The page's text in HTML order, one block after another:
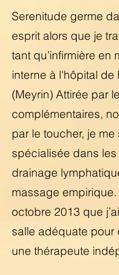
Serenitude germe
esprit alors que je
tant qu’infirmière en
interne à l'hôpital de
(Meyrin) Attirée par
complémentaires,
par le toucher, je me
spécialisée dans
drainage
massage empirique.
octobre 2013 que
salle adéquate pour
une thérapeute